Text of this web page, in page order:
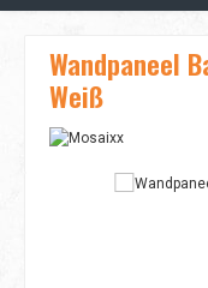
Wandpaneel
Weiß
Bildergalerie